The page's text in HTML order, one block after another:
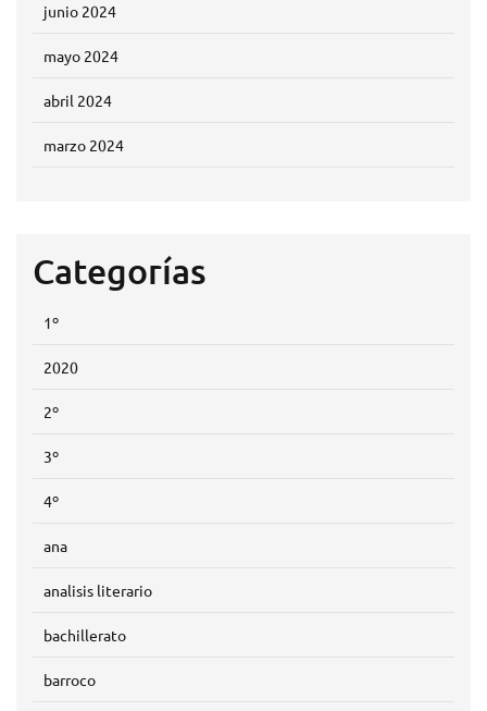
junio 2024
mayo 2024
abril 2024
marzo 2024
Categorías
1º
2020
2º
3º
4º
ana
analisis literario
bachillerato
barroco